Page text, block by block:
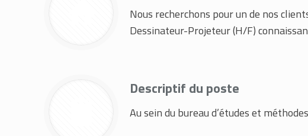
Nous recherchons pour un de nos
Dessinateur-Projeteur (H/F)
Descriptif du poste
Au sein du bureau d’études et